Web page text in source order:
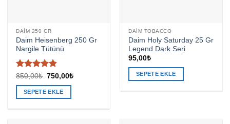
DAIM 250 GR
Daim Heisenberg 250 Gr
Nargile Tütünü
5 üzerinden
4.83oy
aldı
850,00₺ Orijinal
850,00₺.
750,00₺Şu
SEPETE EKLE
DAIM TOBACCO
Daim Holy Saturday 25 Gr
Legend Dark Seri
95,00₺
SEPETE EKLE